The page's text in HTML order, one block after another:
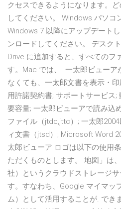
クセスできるようになります。
してください。 Windows パソコ
Windows 7 以降にアップデート
ンロードしてください。 デスク
Drive に追加すると、すべてのフ
す。Mac では、 一太郎ビューア
なくても、一太郎文書を表示・
用許諾契約書; サポートサービス
要容量; 一太郎ビューアで読み込
ファイル（jtdc,jttc）; 一太郎
ィ文書（jtsd）; Microsoft Word
太郎ビューア ロゴは以下の使用
ただくものとします。 地図」は
社）というクラウドストレージ
す。すなわち、Google マイマッ
ム）として活用することが. でき